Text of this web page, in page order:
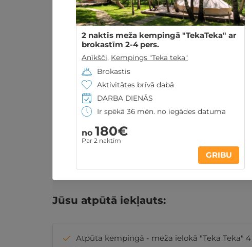
2 naktis meža kempingā "TekaTeka" ar
brokastīm 2-4 pers.
Anīkšči, Kempings "Teka teka"
Brokastis
Aktivitātes brīvā dabā
DARBA DIENĀS
Ir spēkā 36 mēn. no iegādes datuma
no 180€
Par 2 naktīm
GRIBU
Apraksts
Jūsu atpūtā iekļauts:
Atpūta kempingā - meža ielokā "Teka Teka" 4